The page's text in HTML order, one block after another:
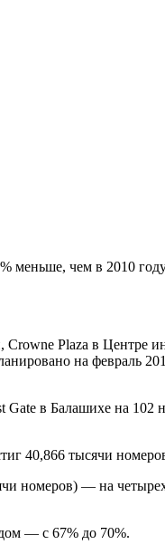
чем в 2010
Plaza в Центре
на февраль
в Балашихе на 102
40,866 тысячи
номеров) — на
— с 67% до 70%.